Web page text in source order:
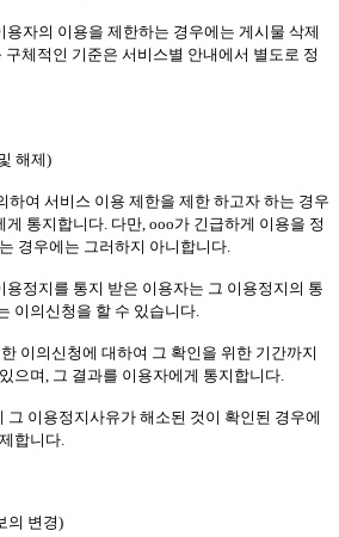
자의 이용을 제한하는 경우에는 게시물 삭제
체적인 기준은 서비스별 안내에서 별도로 정
해제)
여 서비스 이용 제한을 제한 하고자 하는 경우
통지합니다. 다만, ooo가 긴급하게 이용을 정
경우에는 그러하지 아니합니다.
정지를 통지 받은 이용자는 그 이용정지의 통
이의신청을 할 수 있습니다.
이의신청에 대하여 그 확인을 위한 기간까지
으며, 그 결과를 이용자에게 통지합니다.
이용정지사유가 해소된 것이 확인된 경우에
합니다.
의 변경)